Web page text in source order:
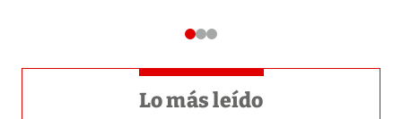
Lo más leído